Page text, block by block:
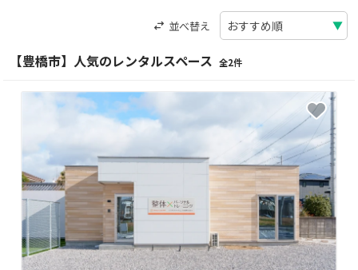
並べ替え
【豊橋市】人気のレンタルスペース 全2件